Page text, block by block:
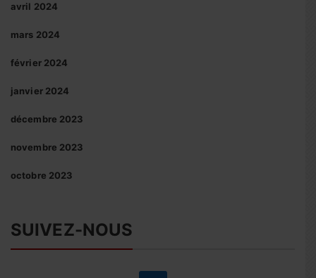
avril 2024
mars 2024
février 2024
janvier 2024
décembre 2023
novembre 2023
octobre 2023
SUIVEZ-NOUS